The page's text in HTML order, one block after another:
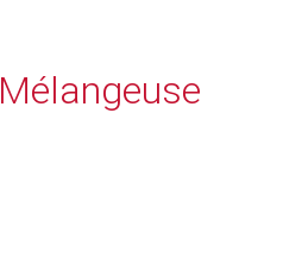
Mélangeuse